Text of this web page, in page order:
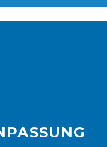
EL
Enorme Bewegungsfreiheit zu Hause oder am Arbeitsplatz